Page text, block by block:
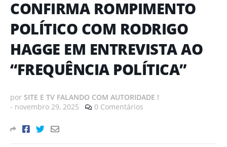
CONFIRMA ROMPIMENTO
POLÍTICO COM RODRIGO
HAGGE EM ENTREVISTA AO
“FREQUÊNCIA POLÍTICA”
por SITE E TV FALANDO COM AUTORIDADE !
- novembro 29, 2025 0 Comentários